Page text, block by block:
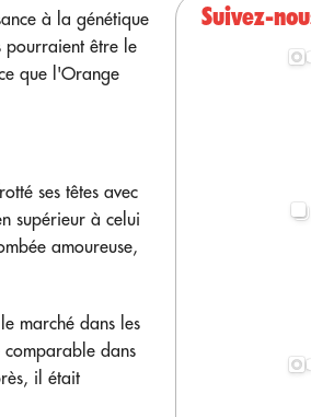
à la génétique
pourraient être le
que l'Orange
ses têtes avec
supérieur à celui
amoureuse,
marché dans les
dans
il était
Suivez-